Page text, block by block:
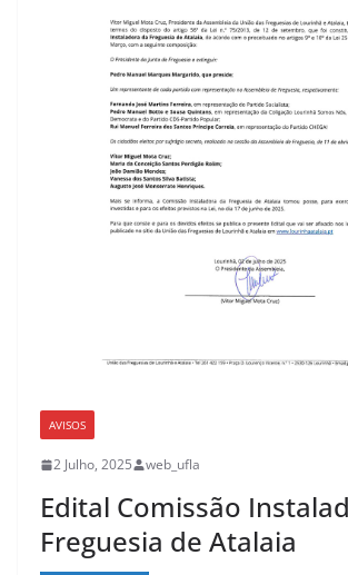
AVISOS
2 Julho, 2025 web_ufla
Edital Comissão
Freguesia de Atalaia